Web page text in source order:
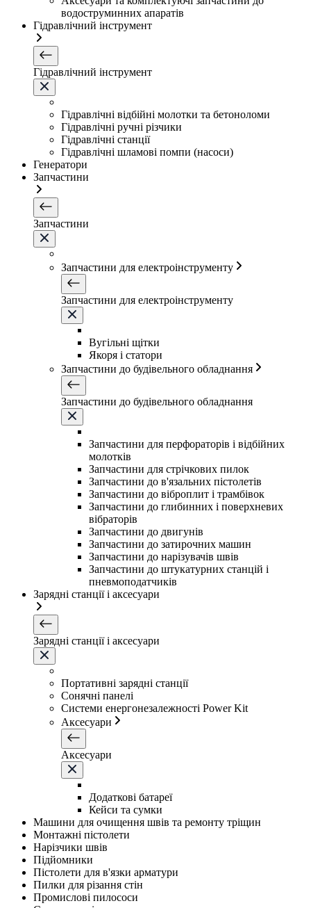
водоструминних апаратів
Гідравлічний інструмент
Гідравлічний інструмент
Гідравлічні відбійні молотки та бетоноломи
Гідравлічні ручні різчики
Гідравлічні станції
Гідравлічні шламові помпи (насоси)
Генератори
Запчастини
Запчастини
Запчастини для електроінструменту
Запчастини для електроінструменту
Вугільні щітки
Якоря і статори
Запчастини до будівельного обладнання
Запчастини до будівельного обладнання
Запчастини для перфораторів і відбійних
молотків
Запчастини для стрічкових пилок
Запчастини до в'язальних пістолетів
Запчастини до віброплит і трамбівок
Запчастини до глибинних і поверхневих
вібраторів
Запчастини до двигунів
Запчастини до затирочних машин
Запчастини до нарізувачів швів
Запчастини до штукатурних станцій і
пневмоподатчиків
Зарядні станції і аксесуари
Зарядні станції і аксесуари
Портативні зарядні станції
Сонячні панелі
Системи енергонезалежності Power Kit
Аксесуари
Аксесуари
Додаткові батареї
Кейси та сумки
Машини для очищення швів та ремонту тріщин
Монтажні пістолети
Нарізчики швів
Підйомники
Пістолети для в'язки арматури
Пилки для різання стін
Промислові пилососи